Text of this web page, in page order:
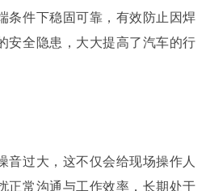
条件下稳固可靠，有效防止因焊
安全隐患，大大提高了汽车的行
音过大，这不仅会给现场操作人
正常沟通与工作效率，长期处于